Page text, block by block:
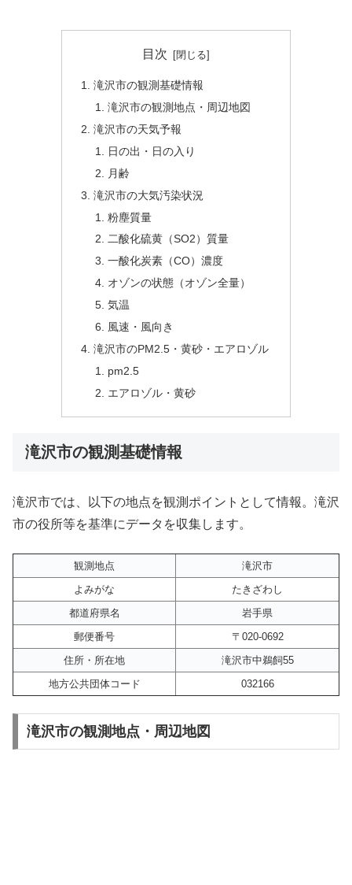
目次
滝沢市の観測基礎情報
滝沢市の観測地点・周辺地図
滝沢市の天気予報
日の出・日の入り
月齢
滝沢市の大気汚染状況
粉塵質量
二酸化硫黄（SO2）質量
一酸化炭素（CO）濃度
オゾンの状態（オゾン全量）
気温
風速・風向き
滝沢市のPM2.5・黄砂・エアロゾル
pm2.5
エアロゾル・黄砂
滝沢市の観測基礎情報
滝沢市では、以下の地点を観測ポイントとして情報。滝沢
市の役所等を基準にデータを収集します。
観測地点
滝沢市
よみがな
たきざわし
都道府県名
岩手県
郵便番号
〒020-0692
住所・所在地
滝沢市中鵜飼55
地方公共団体コード
032166
滝沢市の観測地点・周辺地図